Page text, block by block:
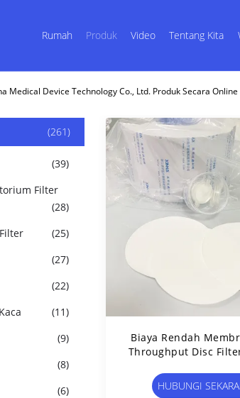
Rumah Produk Video Tentang Kita
Medical Device Technology Co., Ltd. Produk Secara Online
(261)
(39)
Filter
(28)
(25)
(27)
(22)
(11)
(9)
(8)
(6)
Biaya Rendah
Throughput Disc
HUBUNGI